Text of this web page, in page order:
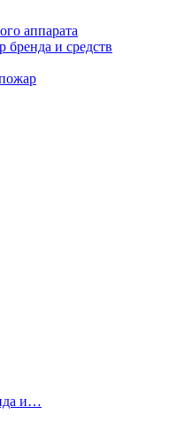
аппарата
бренда и средств
и…